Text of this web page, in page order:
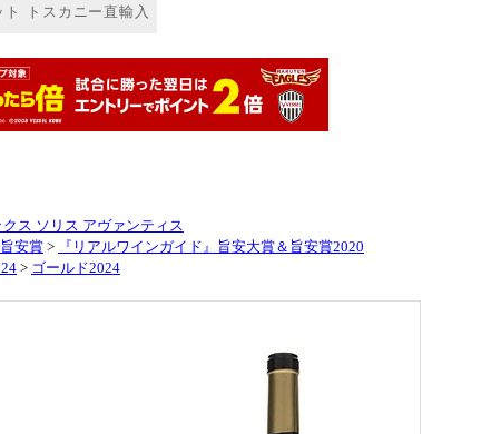
クス ソリス アヴァンティス
安賞 >
『リアルワインガイド』旨安大賞＆旨安賞2020
> ゴールド2024